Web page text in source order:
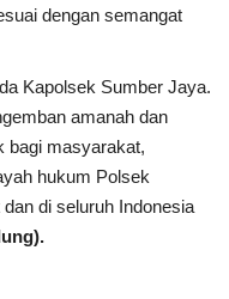
dengan semangat
Kapolsek Sumber Jaya.
amanah dan
bagi masyarakat,
hukum Polsek
di seluruh Indonesia